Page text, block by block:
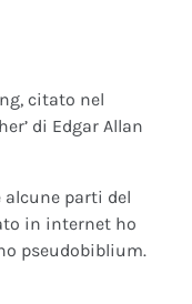
citato nel
di Edgar Allan
parti del
in internet ho
pseudobiblium.